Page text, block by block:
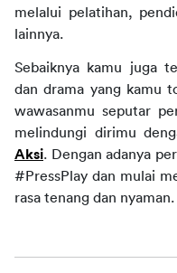
melalui pelatihan,
lainnya.
Sebaiknya kamu juga
dan drama yang kamu
wawasanmu seputar
melindungi dirimu
Aksi. Dengan adanya
#PressPlay dan mulai
rasa tenang dan nyaman.